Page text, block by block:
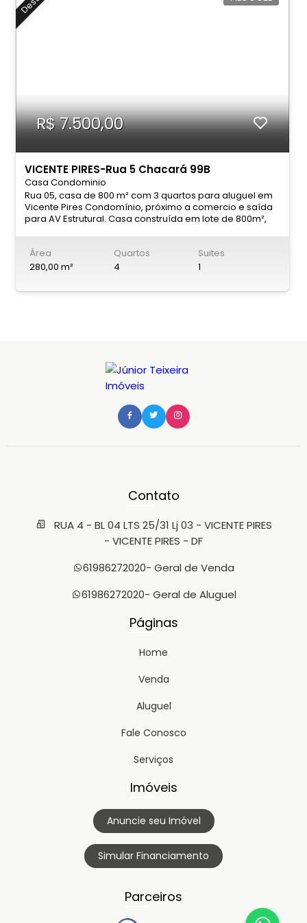
R$ 7.500,00
VICENTE PIRES-Rua 5 Chacará 99B
Casa Condominio
Rua 05, casa de 800 m² com 3 quartos para aluguel em
Vicente Pires Condomínio, próximo a comercio e saída
para AV Estrutural. Casa construída em lote de 800m²,
laje, quintal. Piscina com cascata, churrasqueira. * 04
(Quatro) QTOS sendo * SUÍTE; * ARMÁRIOS PLANEJADOS; *
BANHEIRO SOCIAL; * BANCADAS EM GRANITO; *
180,00 M2 área total; 800 mtrs Lote: 800m² CEP; Endereço;
Área
280,00 m²
Quartos
4
Suites
1
Contato
RUA 4 - BL 04 LTS 25/31 Lj 03 - VICENTE PIRES
- VICENTE PIRES - DF
61986272020- Geral de Venda
61986272020- Geral de Aluguel
Páginas
Home
Venda
Aluguel
Fale Conosco
Serviços
Imóveis
Anuncie seu Imóvel
Simular Financiamento
Parceiros